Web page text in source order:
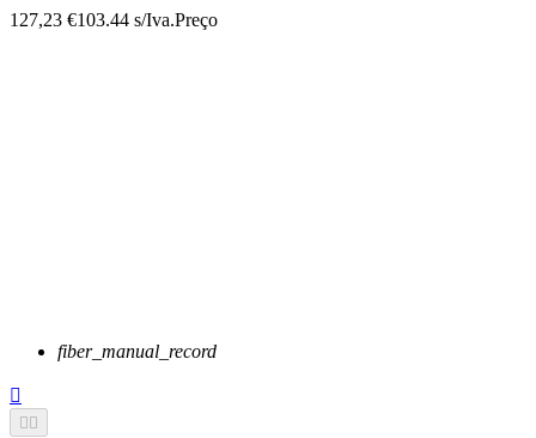
127,23 €103.44 s/Iva.Preço
fiber_manual_record

 